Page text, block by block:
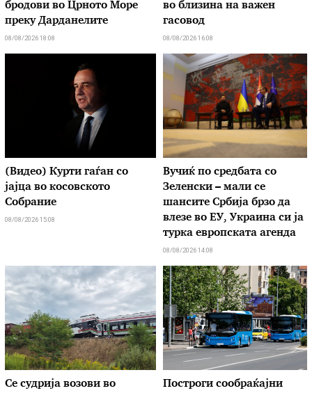
бродови во Црното Море
преку Дарданелите
08/08/2026 18:08
во близина на важен
гасовод
08/08/2026 16:08
(Видео) Курти гаѓан со
јајца во косовското
Собрание
08/08/2026 15:08
Вучиќ по средбата со
Зеленски – мали се
шансите Србија брзо да
влезе во ЕУ, Украина си ја
турка европската агенда
08/08/2026 14:08
Се судрија возови во
Построги сообраќајни